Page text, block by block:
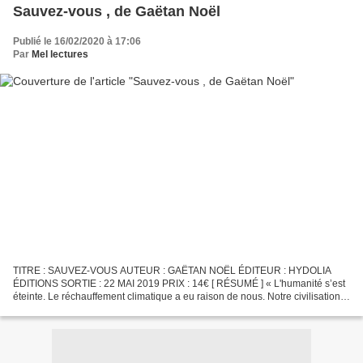
Sauvez-vous , de Gaëtan Noël
Publié le 16/02/2020 à 17:06
Par Mel lectures
TITRE : SAUVEZ-VOUS AUTEUR : GAËTAN NOËL ÉDITEUR : HYDOLIA
ÉDITIONS SORTIE : 22 MAI 2019 PRIX : 14€ [ RÉSUMÉ ] « L'humanité s’est
éteinte. Le réchauffement climatique a eu raison de nous. Notre civilisation